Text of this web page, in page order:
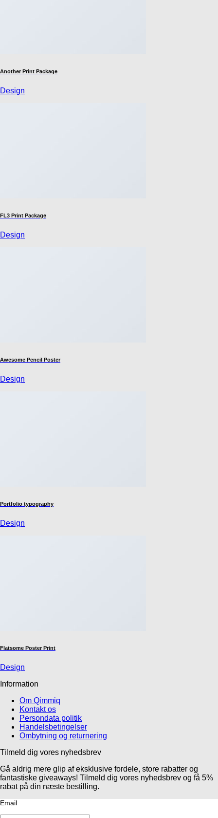
Another Print Package
Design
FL3 Print Package
Design
Awesome Pencil Poster
Design
Portfolio typography
Design
Flatsome Poster Print
Design
Information
Om Qimmiq
Kontakt os
Persondata politik
Handelsbetingelser
Ombytning og returnering
Tilmeld dig vores nyhedsbrev
Gå aldrig mere glip af eksklusive fordele, store rabatter og
fantastiske giveaways! Tilmeld dig vores nyhedsbrev og få 5%
rabat på din næste bestilling.
Email